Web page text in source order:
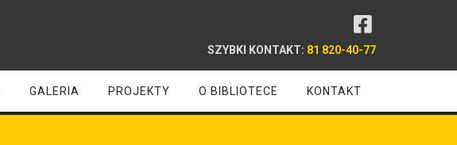
SZYBKI KONTAKT: 81 820-40-77
GALERIA PROJEKTY O BIBLIOTECE KONTAKT